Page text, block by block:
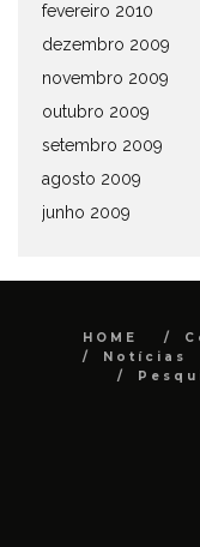
fevereiro 2010
dezembro 2009
novembro 2009
outubro 2009
setembro 2009
agosto 2009
junho 2009
HOME
Notícias